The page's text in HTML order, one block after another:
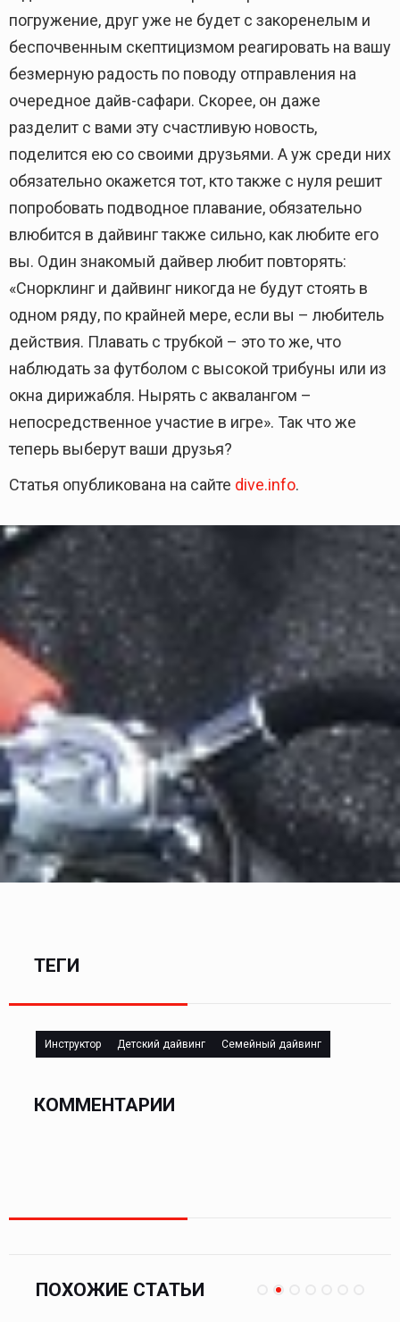
погружение, друг уже не будет с закоренелым и
беспочвенным скептицизмом реагировать на вашу
безмерную радость по поводу отправления на
очередное дайв-сафари. Скорее, он даже
разделит с вами эту счастливую новость,
поделится ею со своими друзьями. А уж среди них
обязательно окажется тот, кто также с нуля решит
попробовать подводное плавание, обязательно
влюбится в дайвинг также сильно, как любите его
вы. Один знакомый дайвер любит повторять:
«Снорклинг и дайвинг никогда не будут стоять в
одном ряду, по крайней мере, если вы – любитель
действия. Плавать с трубкой – это то же, что
наблюдать за футболом с высокой трибуны или из
окна дирижабля. Нырять с аквалангом –
непосредственное участие в игре». Так что же
теперь выберут ваши друзья?
Статья опубликована на сайте dive.info.
ТЕГИ
Инструктор Детский дайвинг Семейный дайвинг
КОММЕНТАРИИ
ПОХОЖИЕ СТАТЬИ